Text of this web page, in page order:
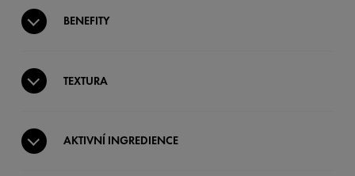
BENEFITY
TEXTURA
AKTIVNÍ INGREDIENCE